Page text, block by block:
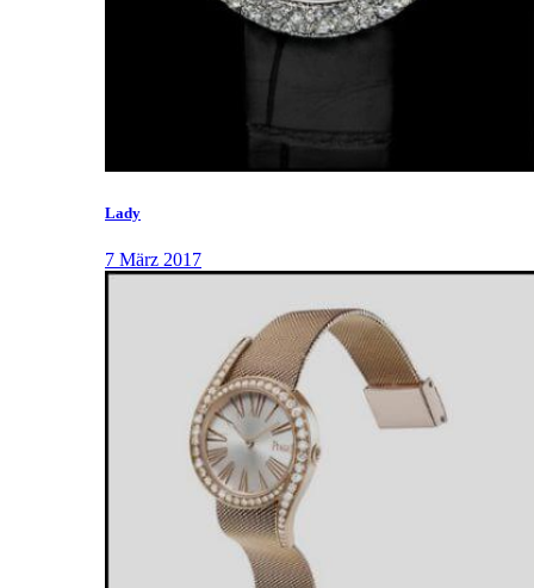
Lady
7 März 2017